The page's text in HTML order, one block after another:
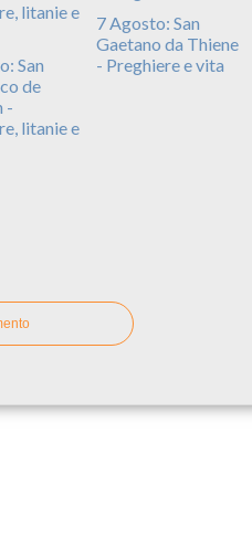
San
de
-
litanie e
7 Agosto: San
Gaetano da Thiene
- Preghiere e vita